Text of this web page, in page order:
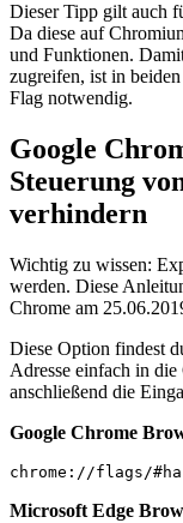
Dieser Tipp gilt auch
Da diese auf
und Funktionen.
zugreifen, ist in
Flag notwendig.
Google
Steuerung
verhindern
Wichtig zu wissen:
werden. Diese
Chrome am
Diese Option findest
Adresse einfach in
anschließend die
Google Chrome
chrome://flags/
Microsoft Edge